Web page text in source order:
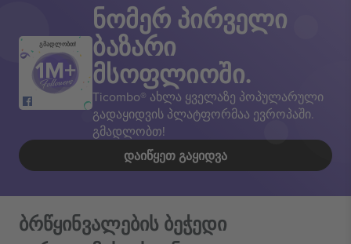
გმადლობთ!
ნომერ პირველი
ბაზარი
მსოფლიოში.
Ticombo® ახლა ყველაზე პოპულარული
გადაყიდვის პლატფორმაა ევროპაში.
გმადლობთ!
ᲓᲐᲘᲬᲧᲔᲗ ᲒᲐᲧᲘᲓᲕᲐ
ბრწყინვალების ბეჭედი